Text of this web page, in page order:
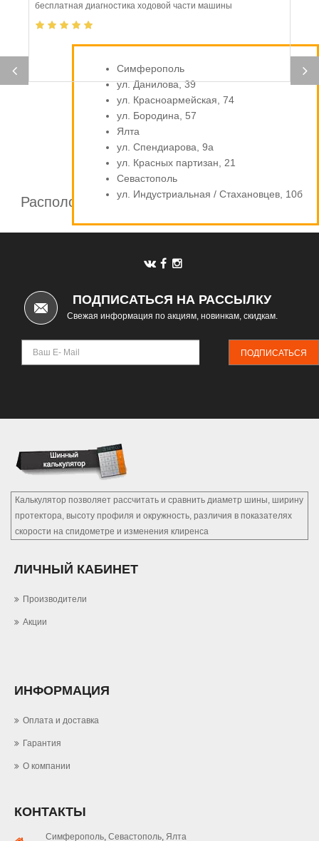
бесплатная диагностика ходовой части машины
Расположение шинных центров компании
Симферополь
ул. Данилова, 39
ул. Красноармейская, 74
ул. Бородина, 57
Ялта
ул. Спендиарова, 9а
ул. Красных партизан, 21
Севастополь
ул. Индустриальная / Стахановцев, 10б
ПОДПИСАТЬСЯ НА РАССЫЛКУ
Свежая информация по акциям, новинкам, скидкам.
ПОДПИСАТЬСЯ
Калькулятор позволяет рассчитать и сравнить диаметр шины, ширину
протектора, высоту профиля и окружность, различия в показателях
скорости на спидометре и изменения клиренса
ЛИЧНЫЙ КАБИНЕТ
Производители
Акции
ИНФОРМАЦИЯ
Оплата и доставка
Гарантия
О компании
КОНТАКТЫ
Симферополь, Севастополь, Ялта